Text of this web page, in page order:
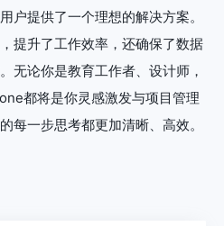
户提供了一个理想的解决方案。
提升了工作效率，还确保了数据
无论你是教育工作者、设计师，
都将是你灵感激发与项目管理
每一步思考都更加清晰、高效。